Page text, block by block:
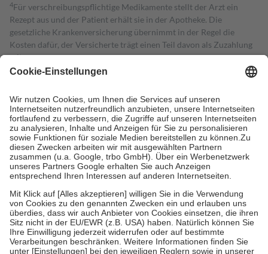
4Für verschreibungspflichtige Medikamente stellt der Arzt ein
Rezept aus und der Patient erhält sie in der Apotheke. Die
gesetzliche Krankenversicherung übernimmt in der Regel die
Kosten dafür, der Versicherte trägt einen Teil davon als Zuzahlung
mit.
Grundsätzlich leisten Mitglieder Zuzahlungen in Höhe von zehn
höchstens zehn Euro.
Es sind jedoch nie mehr als die tatsächlichen
Kosten der Leistung zu entrichten.
Diese Regeln gelten grundsätzlich auch für Online-Apotheken.
Bei Heilmitteln und häuslicher Krankenpflege beträgt die
Zuzahlung zehn Prozent der Kosten sowie zehn Euro je
Verordnung.
Um das Engagement der Versicherten für ihre eigene Gesundheit zu
stärken und die besondere Stellung der Familie zu unterstützen,
fallenkeine Zuzahlungenan bei:
• Kindern und Jugendlichen bis zum vollendeten 18. Lebensjahr
mit Ausnahme der Fahrkosten
• Untersuchungen zur Vorsorge und Früherkennung, die von der
GKV getragen werden